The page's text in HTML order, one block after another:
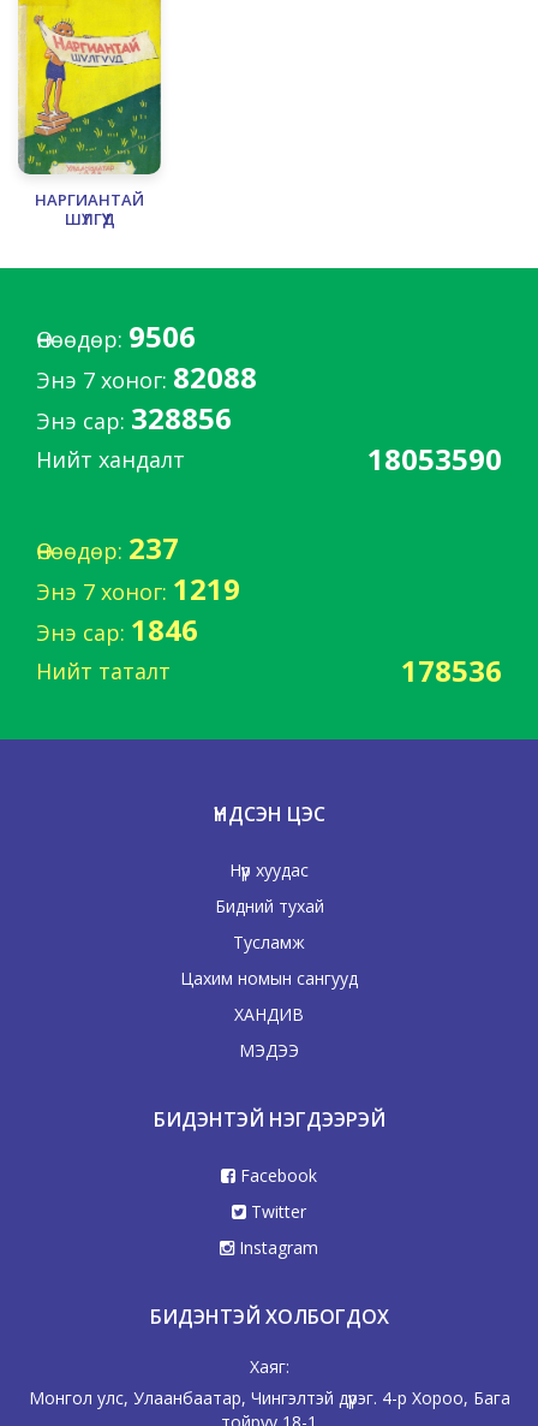
НАРГИАНТАЙ
ШҮЛГҮҮД
Өнөөдөр: 9506
Энэ 7 хоног: 82088
Энэ сар: 328856
Нийт хандалт 18053590
Өнөөдөр: 237
Энэ 7 хоног: 1219
Энэ сар: 1846
Нийт таталт 178536
ҮНДСЭН ЦЭС
Нүүр хуудас
Бидний тухай
Тусламж
Цахим номын сангууд
ХАНДИВ
МЭДЭЭ
БИДЭНТЭЙ НЭГДЭЭРЭЙ
Facebook
Twitter
Instagram
БИДЭНТЭЙ ХОЛБОГДОХ
Хаяг:
Монгол улс, Улаанбаатар, Чингэлтэй дүүрэг. 4-р Хороо, Бага